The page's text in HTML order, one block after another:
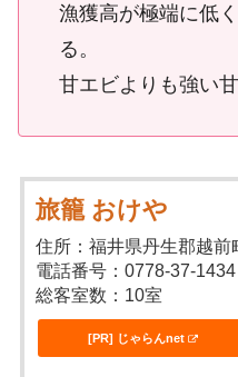
漁獲高が極端に低
る。
甘エビよりも強い甘
旅籠 おけや
住所：福井県丹生郡越前
電話番号：0778-37-1434
総客室数：10室
[PR] じゃらんnet